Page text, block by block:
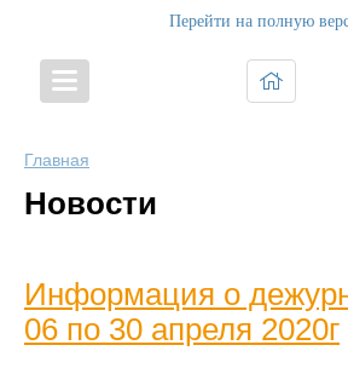
Перейти на полную
Главная
Новости
Информация о
06 по 30 апреля 2020г